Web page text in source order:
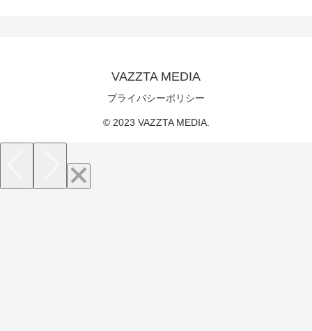
VAZZTA MEDIA
プライバシーポリシー
© 2023 VAZZTA MEDIA.